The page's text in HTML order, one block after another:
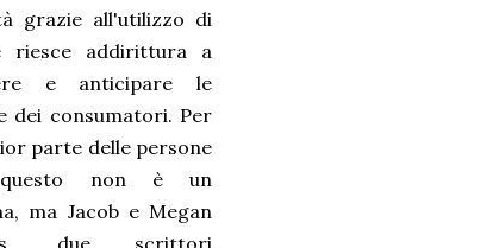
grazie all'utilizzo di
riesce addirittura a
e anticipare le
dei consumatori. Per
parte delle persone
non è un
ma Jacob e Megan
due scrittori